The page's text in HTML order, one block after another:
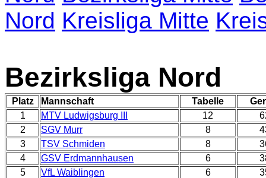
Nord Kreisliga Mitte
Bezirksliga Nord
Platz Mannschaft Tabelle
1
MTV Ludwigsburg III 12
2
SGV Murr 8
3
TSV Schmiden 8
4
GSV Erdmannhausen 6
5
VfL Waiblingen 6